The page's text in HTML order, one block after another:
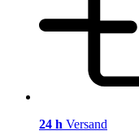
24 h Versand